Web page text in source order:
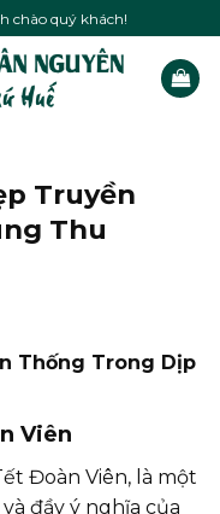
chào quý khách!
Truyền
Thu
Thống Trong Dịp
Viên
Đoàn Viên, là một
đầy ý nghĩa của